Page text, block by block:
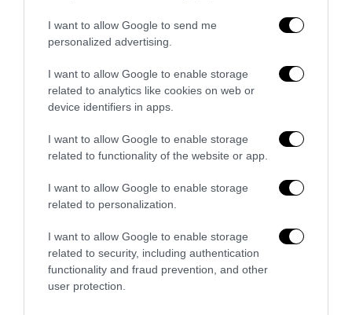
I want to allow Google to send me
personalized advertising.
I want to allow Google to enable storage
related to analytics like cookies on web or
device identifiers in apps.
I want to allow Google to enable storage
related to functionality of the website or app.
I want to allow Google to enable storage
related to personalization.
I want to allow Google to enable storage
related to security, including authentication
functionality and fraud prevention, and other
user protection.
Bonaccini e il mito delle barricate di Parma: quando
6 Agosto 2026